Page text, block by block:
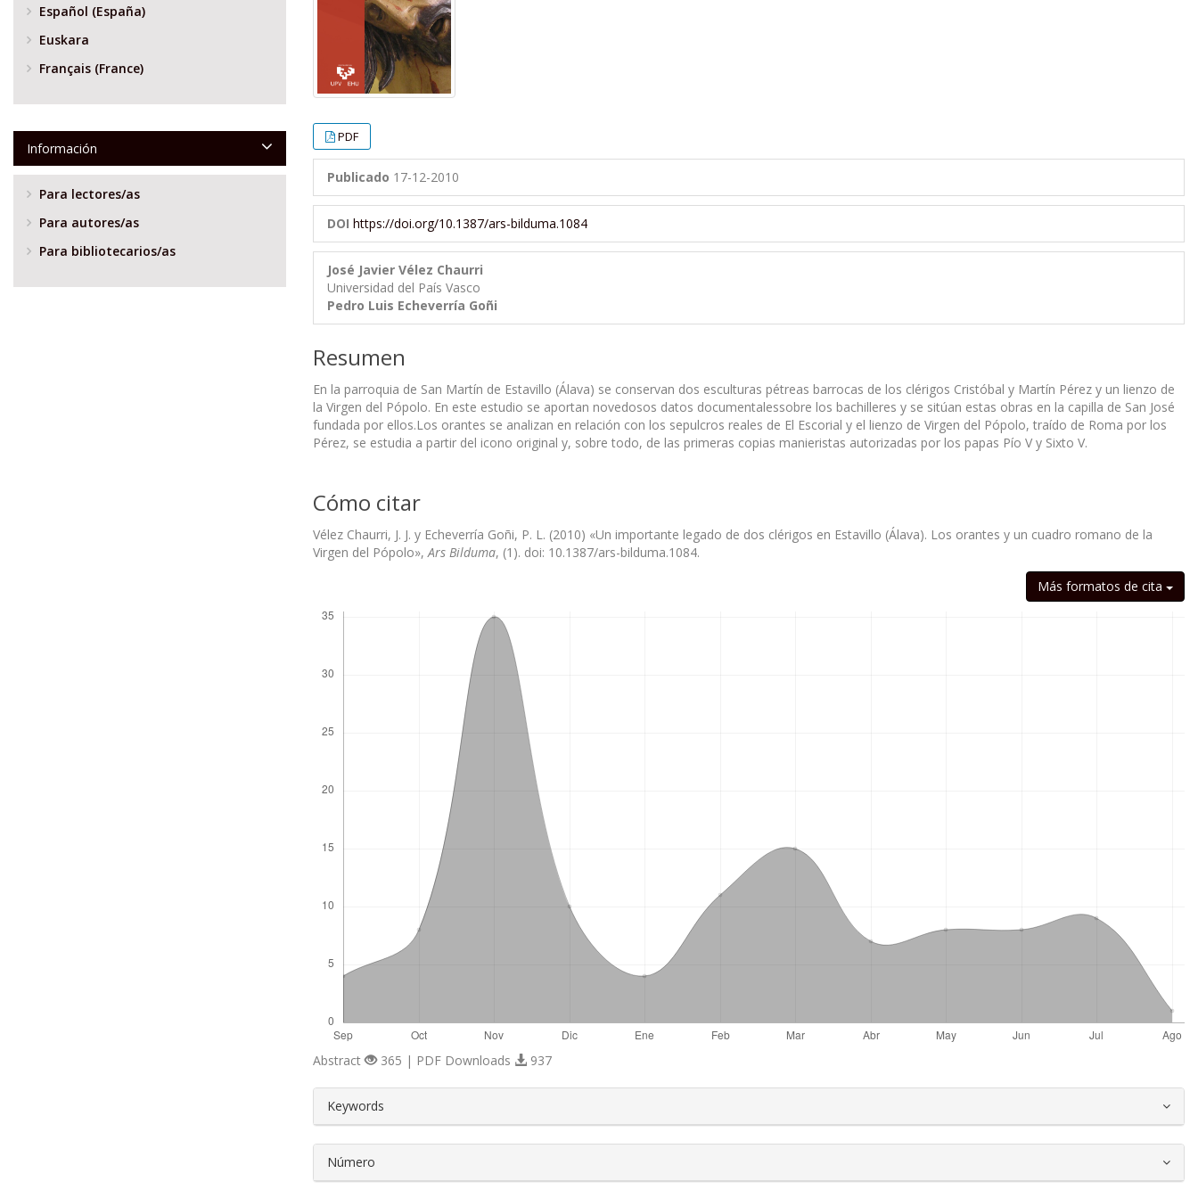
PDF
Publicado 17-12-2010
DOI https://doi.org/10.1387/ars-bilduma.1084
José Javier Vélez Chaurri
Universidad del País Vasco
Pedro Luis Echeverría Goñi
Resumen
En la parroquia de San Martín de Estavillo (Álava) se conservan dos esculturas pétreas barrocas de los clérigos Cristóbal y Martín Pérez y un lienzo de
la Virgen del Pópolo. En este estudio se aportan novedosos datos documentalessobre los bachilleres y se sitúan estas obras en la capilla de San José
fundada por ellos.Los orantes se analizan en relación con los sepulcros reales de El Escorial y el lienzo de Virgen del Pópolo, traído de Roma por los
Pérez, se estudia a partir del icono original y, sobre todo, de las primeras copias manieristas autorizadas por los papas Pío V y Sixto V.
Cómo citar
Vélez Chaurri, J. J. y Echeverría Goñi, P. L. (2010) «Un importante legado de dos clérigos en Estavillo (Álava). Los orantes y un cuadro romano de la
Virgen del Pópolo»,Ars Bilduma, (1). doi: 10.1387/ars-bilduma.1084.
Más formatos de cita
Abstract 365 | PDF Downloads 937
##plugins.themes.bootstrap3.article.details##
Keywords
Número
Español (España)
Euskara
Français (France)
Información
Para lectores/as
Para autores/as
Para bibliotecarios/as